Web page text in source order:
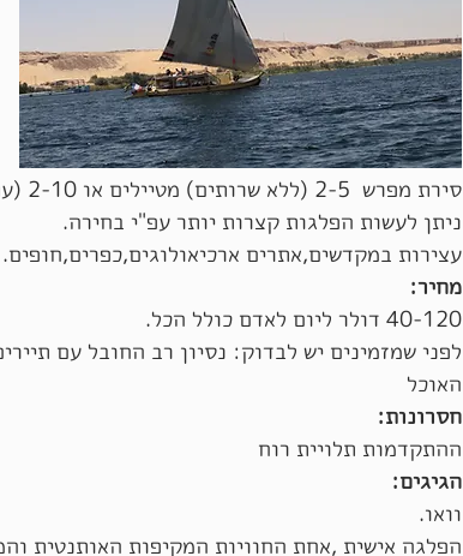
סירת מפרש 2-5 (ללא שרותים) מטיילים
או 2-10 (עם שרותים).
ניתן לעשות הפלגות קצרות יותר עפ"י בחירה.
עצירות במקדשים,אתרים ארכיאולוגים,כפרים,חופים.
מחיר:
40-120 דולר ליום לאדם כולל הכל.
לפני שמזמינים יש לבדוק: נסיון רב החובל עם
האוכל
חסרונות:
ההתקדמות תלויית רוח
הגיגים:
וואו.
הפלגה אישית ,אחת החוויות המקיפות האותנטית